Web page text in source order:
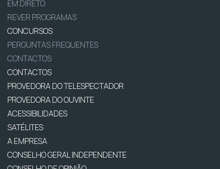
EM DIRETO
REVER PROGRAMAS
CONCURSOS
PERGUNTAS FREQUENTES
CONTACTOS
CONTACTOS
PROVEDORA DO TELESPECTADOR
PROVEDORA DO OUVINTE
ACESSIBILIDADES
SATÉLITES
A EMPRESA
CONSELHO GERAL INDEPENDENTE